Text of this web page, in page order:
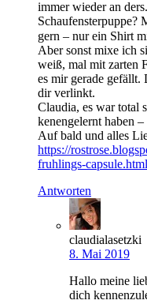
immer wieder an
Schaufensterpuppe?
gern – nur ein Shirt
Aber sonst mixe ich
weiß, mal mit zarten
es mir gerade gefällt.
dir verlinkt.
Claudia, es war total
kenengelernt haben
Auf bald und alles
https://
fruhlings-capsule.html
Antworten
claudialasetzki
8. Mai 2019
Hallo meine
dich